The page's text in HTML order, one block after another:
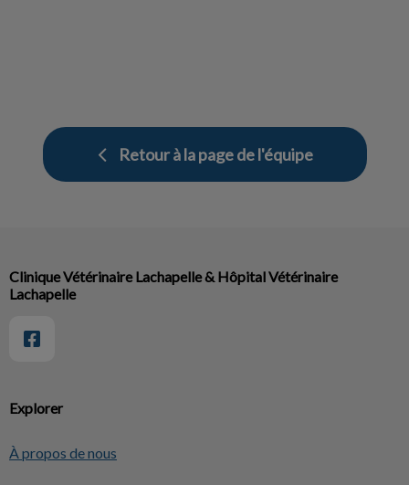
Retour à la page de l'équipe
Explorer
À propos de nous
Clinique Vétérinaire Lachapelle & Hôpital Vétérinaire
Lachapelle